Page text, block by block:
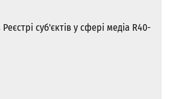
суб'єктів у сфері медіа R40-